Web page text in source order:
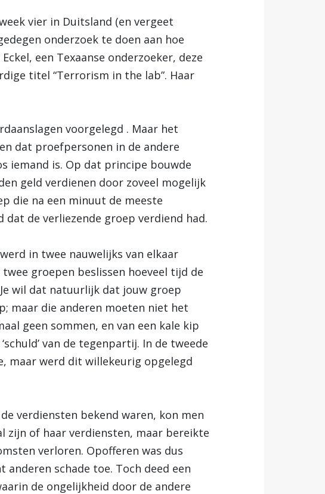
vier in Duitsland (en vergeet
onderzoek te doen aan hoe
een Texaanse onderzoeker, deze
titel “Terrorism in the lab”. Haar
voorgelegd . Maar het
dat proefpersonen in de andere
iemand is. Op dat principe bouwde
geld verdienen door zoveel mogelijk
die na een minuut de meeste
de verliezende groep verdiend had.
in twee nauwelijks van elkaar
groepen beslissen hoeveel tijd de
wil dat natuurlijk dat jouw groep
maar die anderen moeten niet het
geen sommen, en van een kale kip
van de tegenpartij. In de tweede
maar werd dit willekeurig opgelegd
verdiensten bekend waren, kon men
zijn of haar verdiensten, maar bereikte
verloren. Opofferen was dus
schade toe. Toch deed een
de ongelijkheid door de andere